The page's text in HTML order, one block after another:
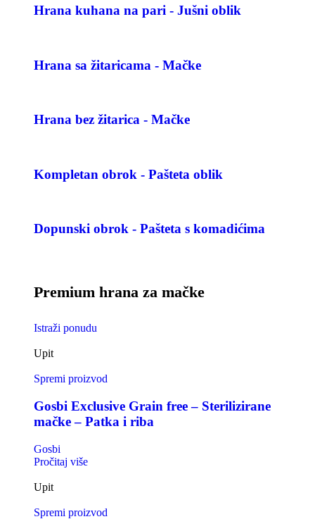
Hrana kuhana na pari - Jušni oblik
Hrana sa žitaricama - Mačke
Hrana bez žitarica - Mačke
Kompletan obrok - Pašteta oblik
Dopunski obrok - Pašteta s komadićima
Premium hrana za mačke
Istraži ponudu
Upit
Spremi proizvod
Gosbi Exclusive Grain free – Sterilizirane
mačke – Patka i riba
Gosbi
Pročitaj više
Upit
Spremi proizvod